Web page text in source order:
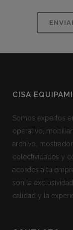
CISA
Somos expertos
operativo,
archivo,
colectividades y
acordes a tu
son la
calidad y la